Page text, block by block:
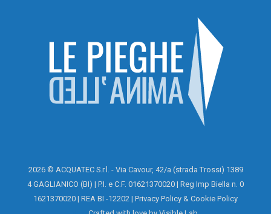
2026 © ACQUATEC S.r.l. - Via Cavour, 42/a (strada Trossi) 1389
4 GAGLIANICO (BI) | P.I. e C.F. 01621370020 | Reg Imp Biella n. 0
1621370020 | REA BI -12202 | Privacy Policy & Cookie Policy